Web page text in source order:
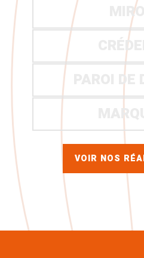
PAROI DE
VOIR NOS